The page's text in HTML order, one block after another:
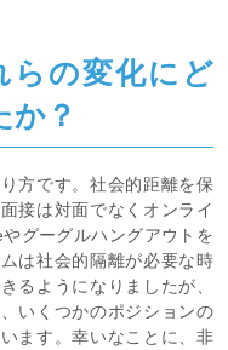
の変化にど
か？
方です。社会的距離を保
接は対面でなくオンライ
グーグルハングアウトを
は社会的隔離が必要な時
るようになりましたが、
いくつかのポジションの
ます。幸いなことに、非